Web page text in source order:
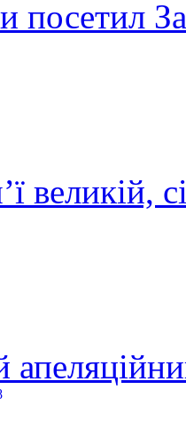
посетил
великій,